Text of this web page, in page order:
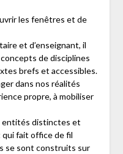
les fenêtres et de
et d’enseignant, il
concepts de disciplines
brefs et accessibles.
dans nos réalités
propre, à mobiliser
entités distinctes et
fait office de fil
se sont construits sur